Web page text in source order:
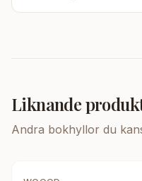
Liknande
Andra bokhyllor du